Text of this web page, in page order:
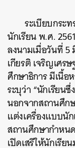
ระเบียบกระ
นักเรียน พ.ศ.
ลงนามเมื่อวันที่ 5
เกียรติ เจริญเศร
ศึกษาธิการ มีเนื้อ
ระบุว่า “นักเรียน
นอกจากสถานศึก
แต่งเครื่องแบบนั
สถานศึกษากำหน
เปิดเสรีให้นักเรี